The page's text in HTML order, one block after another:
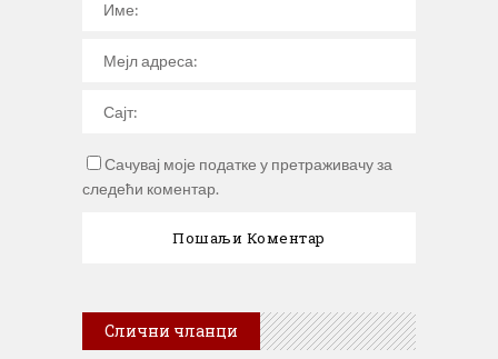
Сачувај моје податке у претраживачу за
следећи коментар.
Слични чланци